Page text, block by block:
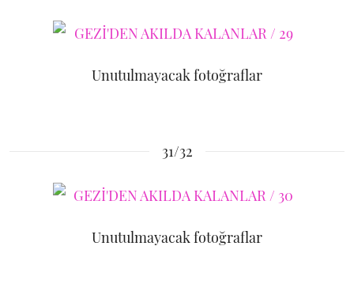
Unutulmayacak fotoğraflar
31/32
Unutulmayacak fotoğraflar